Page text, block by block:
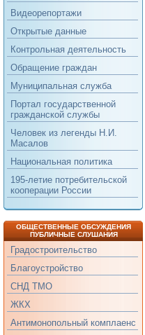
Видеорепортажи
Открытые данные
Контрольная деятельность
Обращение граждан
Муниципальная служба
Портал государственной
гражданской службы
Человек из легенды Н.И.
Масалов
Национальная политика
195-летие потребительской
кооперации России
ОБЩЕСТВЕННЫЕ ОБСУЖДЕНИЯ
ПУБЛИЧНЫЕ СЛУШАНИЯ
Градостроительство
Благоустройство
СНД ТМО
ЖКХ
Антимонопольный комплаенс